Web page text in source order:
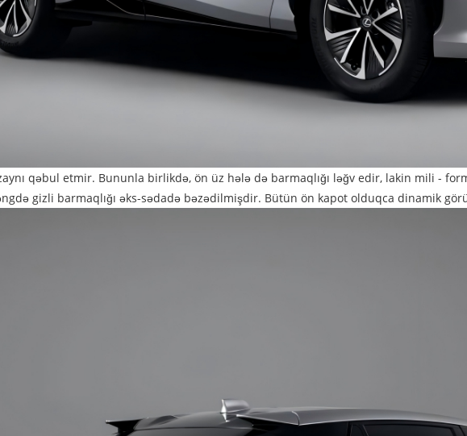
qəbul etmir. Bununla birlikdə, ön üz hələ də barmaqlığı ləğv edir, lakin mili -
gizli barmaqlığı əks-sədadə bəzədilmişdir. Bütün ön kapot olduqca dinamik